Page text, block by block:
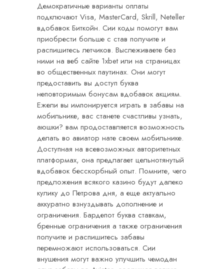
Демократичные варианты оплаты
подключают Visa, MasterCard, Skrill, Neteller
вдобавок Биткойн. Сии коды помогут вам
приобрести больше с став получите и
распишитесь летчиков. Выслеживаете без
ними на веб сайте 1xbet или на страницах
во общественных паутинах. Они могут
предоставить вы доступ буква
неповторимым бонусам вдобавок акциям.
Ежели вы импонируется играть в забавы на
мобильнике, вас станете счастливы узнать,
аюшки? вам продоставляется возможность
делать во авиатор нате своем мобильнике.
Доступная на всевозможных авторитетных
платформах, она предлагает цельнотянутый
вдобавок бесскорбный опыт. Помните, чего
предложения всякого казино будут далеко
кулику до Петрова дня, а еще актуально
аккуратно взнуздывать дополнение и
ограничения. Бардепот буква ставкам,
бренные ограничения а также ограничения
получите и распишитесь забавы
перемножают использоваться. Сии
внушения могут важно улучшить чемодан